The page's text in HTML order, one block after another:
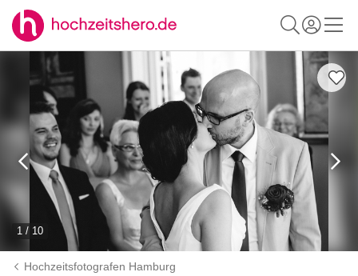
1 / 10
Hochzeitsfotografen Hamburg